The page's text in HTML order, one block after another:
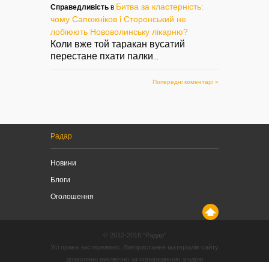
Справедливість в Битва за кластерність:
чому Сапожніков і Сторонський не
лобіюють Нововолинську лікарню?
Коли вже той таракан вусатий
перестане пхати палки
Попередні коментарі »
Радар
Новини
Блоги
Оголошення
© 2012-2016 “Радар”
Усі права застережено. Використання матеріалів сайту
дозволено виключно за попередньою згодою